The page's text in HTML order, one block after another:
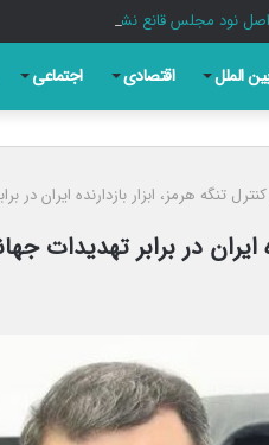
نود مجلس قانع نشد؛ تایید صلاحیت
الملل اقتصادی اجتماعی
کنترل تنگه هرمز، ابزار بازدارنده ایران در
ایران در برابر تهدیدات